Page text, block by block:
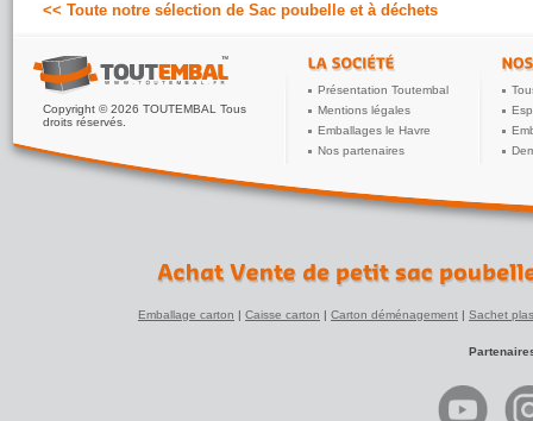
<< Toute notre sélection de Sac poubelle et à déchets
Copyright © 2026 TOUTEMBAL Tous
droits réservés.
Présentation Toutembal
Mentions légales
Emballages le Havre
Nos partenaires
Emballage carton | Caisse carton | Carton déménagement | Sachet